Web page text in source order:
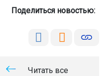
Поделиться новостью:
Читать все